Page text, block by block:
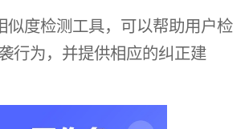
似度检测工具，可以帮助用户检
行为，并提供相应的纠正建